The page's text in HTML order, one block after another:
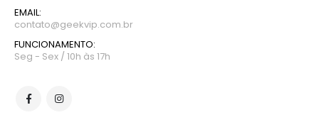
EMAIL:
contato@geekvip.com.br
FUNCIONAMENTO:
Seg - Sex / 10h às 17h